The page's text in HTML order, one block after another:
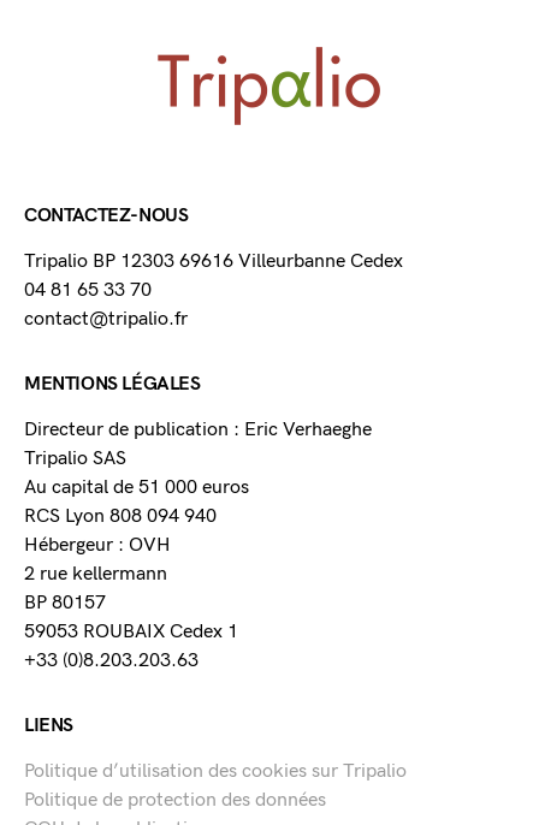
CONTACTEZ-NOUS
Tripalio BP 12303 69616 Villeurbanne Cedex
04 81 65 33 70
contact@tripalio.fr
MENTIONS LÉGALES
Directeur de publication : Eric Verhaeghe
Tripalio SAS
Au capital de 51 000 euros
RCS Lyon 808 094 940
Hébergeur : OVH
2 rue kellermann
BP 80157
59053 ROUBAIX Cedex 1
+33 (0)8.203.203.63
LIENS
Politique d’utilisation des cookies sur Tripalio
Politique de protection des données